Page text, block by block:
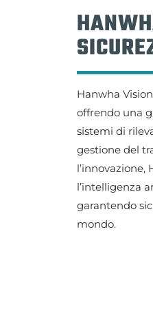
Hanwha
offrendo una
sistemi di
gestione del
l’intelligenza
garantendo
mondo.